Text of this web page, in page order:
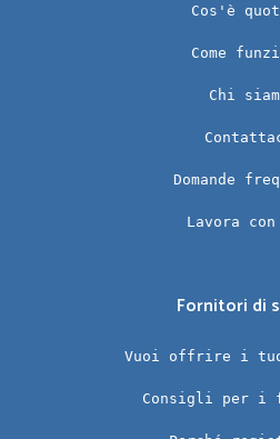
Cos'è
Come
Chi
Domande
Lavora
Fornitori di
Vuoi offrire i
Consigli per i